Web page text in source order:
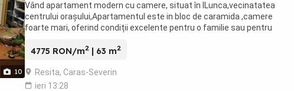
10
Vând apartament modern cu camere, situat în lLunca,vecinatatea
centrului orașului,Apartamentul este in bloc de caramida ,camere
foarte mari, oferind condiții excelente pentru o familie sau pentru
4775 RON/m2 | 63 m2
Resita, Caras-Severin
ieri 13:28